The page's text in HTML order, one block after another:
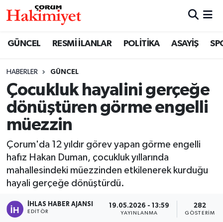
GÜNCEL RESMİ İLANLAR POLİTİKA ASAYİŞ
HABERLER GÜNCEL
Çocukluk hayalini gerçeğe
dönüştüren görme engelli
müezzin
Çorum'da 12 yıldır görev yapan görme engelli
hafız Hakan Duman, çocukluk yıllarında
mahallesindeki müezzinden etkilenerek kurduğu
hayali gerçeğe dönüştürdü.
İHLAS HABER AJANSI
EDITÖR
19.05.2026 - 13:59
YAYINLANMA
282
GÖSTERIM
SAĞLIK
ASAYİŞ
EKONOMİ
AKTÜEL
EĞİTİM
Nöbetçi Eczaneler
Çorum Namaz Vakitleri
Trafik Durumu
Süper Lig Puan Durumu ve Fikstür
Son Dakika Haberleri
Haber Arşivi